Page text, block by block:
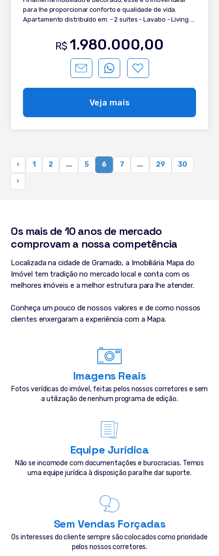
para lhe proporcionar conforto e qualidade de vida.
Apartamento distribuído em: - 2 suítes - Lavabo - Living 2
Churrasqueira - Área de serviço - Espera para calefação
- Splits e água quente instalados - Persianas com espera
para automação - Rebaixo em gesso - 1 vaga de garagem
R$ 1.980.000,00
Veja mais
‹ 1 2 ... 5 6 7 ... 29
30
›
Os mais de 10 anos de mercado
comprovam a nossa competência
Localizada na cidade de Gramado, a Imobiliária Mapa do
Imóvel tem tradição no mercado local e conta com os
melhores imóveis e a melhor estrutura para lhe atender.
Conheça um pouco de nossos valores e de como nossos
clientes enxergaram a experiência com a Mapa.
Imagens Reais
Fotos verídicas do imóvel, feitas pelos nossos corretores e sem
a utilização de nenhum programa de edição.
Equipe Jurídica
Não se incomode com documentações e burocracias. Temos
uma equipe jurídica à disposição para lhe dar suporte.
Sem Vendas Forçadas
Os interesses do cliente sempre são colocados como prioridade
pelos nossos corretores.